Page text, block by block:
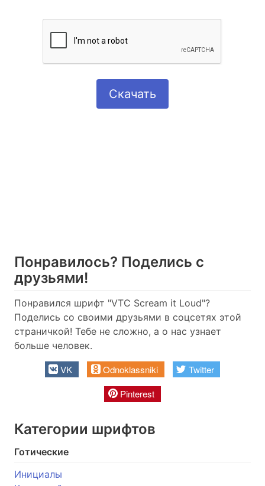
Скачать
Понравилось? Поделись с
друзьями!
Понравился шрифт "VTC Scream it Loud"?
Поделись со своими друзьями в соцсетях этой
страничкой! Тебе не сложно, а о нас узнает
больше человек.
VK Odnoklassniki
Twitter
Pinterest
Категории шрифтов
Готические
Инициалы